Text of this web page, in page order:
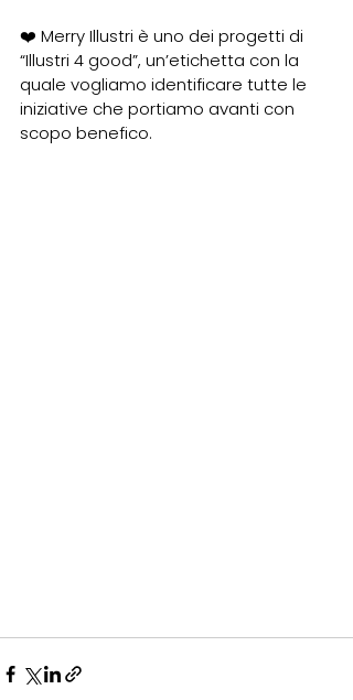
❤️ Merry Illustri è uno dei progetti di
“Illustri 4 good”, un’etichetta con la
quale vogliamo identificare tutte le
iniziative che portiamo avanti con
scopo benefico.